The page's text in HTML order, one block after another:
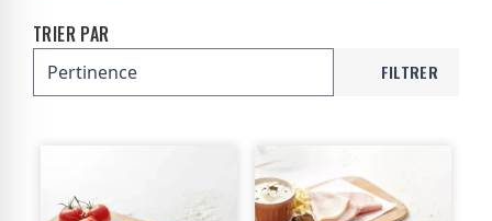
TRIER PAR
FILTRER